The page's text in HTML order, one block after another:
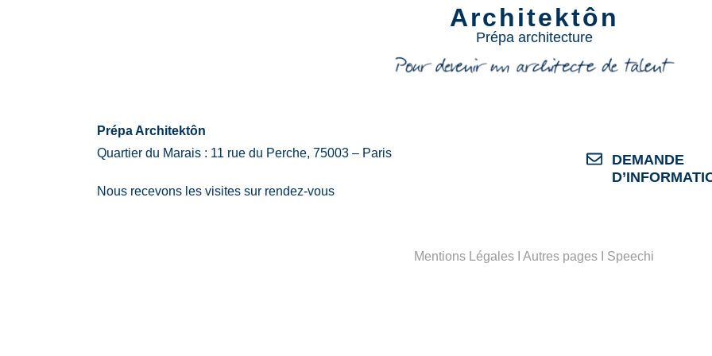
Architektôn
Prépa architecture
Prépa Architektôn
Quartier du Marais : 11 rue du Perche, 75003 – Paris
Nous recevons les visites sur rendez-vous
DEMANDE
Mentions Légales Autres pages Speechi